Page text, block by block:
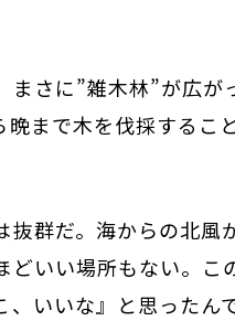
まさに”雑木林”が広
まで木を伐採するこ
群だ。海からの北風
いい場所もない。こ
いいな』と思ったん